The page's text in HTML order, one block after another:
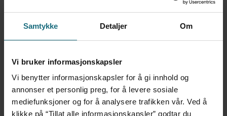
Samtykke Detaljer Om
Vi bruker informasjonskapsler
Vi benytter informasjonskapsler for å gi innhold og
annonser et personlig preg, for å levere sosiale
mediefunksjoner og for å analysere trafikken vår. Ved å
klikke på “Tillat alle informasjonskapsler” godtar du
Om interpellasjonen om de nye
sykmeldingstakstene